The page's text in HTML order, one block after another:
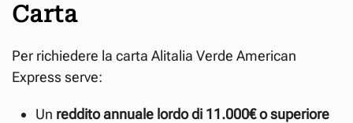
Carta
Per richiedere la carta Alitalia Verde American
Express serve:
Un reddito annuale lordo di 11.000€ o superiore